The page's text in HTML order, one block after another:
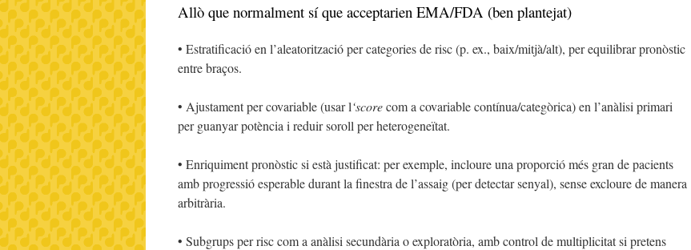
Allò que normalment sí que acceptarien EMA/FDA (ben plantejat)
• Estratificació en l’aleatorització per categories de risc (p. ex., baix/mitjà/alt), per equilibrar pronòstic
entre braços.
• Ajustament per covariable (usar l‘scorecom a covariable contínua/categòrica) en l’anàlisi primari
per guanyar potència i reduir soroll per heterogeneïtat.
• Enriquiment pronòstic si està justificat: per exemple, incloure una proporció més gran de pacients
amb progressió esperable durant la finestra de l’assaig (per detectar senyal), sense excloure de manera
arbitrària.
• Subgrups per risc com a anàlisi secundària o exploratòria, amb control de multiplicitat si pretens